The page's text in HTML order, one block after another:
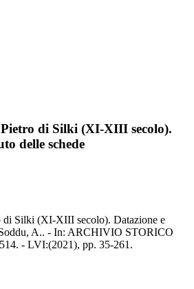
di Silki (XI-XIII secolo).
delle schede
di Silki (XI-XIII secolo). Datazione e
A.. - In: ARCHIVIO STORICO
- LVI:(2021), pp. 35-261.